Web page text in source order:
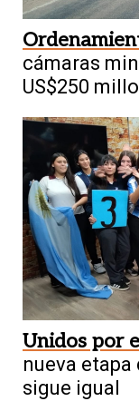
cámaras
US$250
Unidos por
nueva etapa
sigue igual